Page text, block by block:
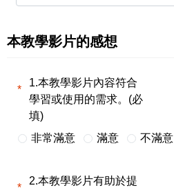
本教學影片的感想
1.本教學影片內容符合
學習或使用的需求。(必
填)
非常滿意
滿意 不滿意
2.本教學影片有助於提